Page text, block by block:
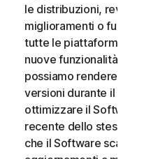
le distribuzioni, revisioni,
miglioramenti o
tutte le piattaforme.
nuove funzionalità e
possiamo rendere
versioni durante il
ottimizzare il Software e
recente dello stesso,
che il Software scarichi e